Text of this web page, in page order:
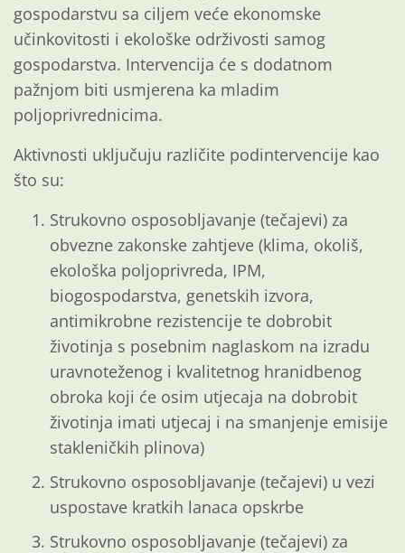
gospodarstvu sa ciljem veće ekonomske
učinkovitosti i ekološke održivosti samog
gospodarstva. Intervencija će s dodatnom
pažnjom biti usmjerena ka mladim
poljoprivrednicima.
Aktivnosti uključuju različite podintervencije kao
što su:
Strukovno osposobljavanje (tečajevi) za
obvezne zakonske zahtjeve (klima, okoliš,
ekološka poljoprivreda, IPM,
biogospodarstva, genetskih izvora,
antimikrobne rezistencije te dobrobit
životinja s posebnim naglaskom na izradu
uravnoteženog i kvalitetnog hranidbenog
obroka koji će osim utjecaja na dobrobit
životinja imati utjecaj i na smanjenje emisije
stakleničkih plinova)
Strukovno osposobljavanje (tečajevi) u vezi
uspostave kratkih lanaca opskrbe
Strukovno osposobljavanje (tečajevi) za